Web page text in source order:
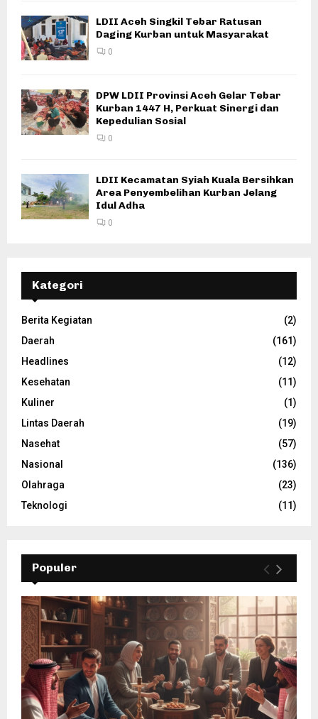
LDII Aceh Singkil Tebar Ratusan
Daging Kurban untuk Masyarakat
0
DPW LDII Provinsi Aceh Gelar Tebar
Kurban 1447 H, Perkuat Sinergi dan
Kepedulian Sosial
0
LDII Kecamatan Syiah Kuala Bersihkan
Area Penyembelihan Kurban Jelang
Idul Adha
0
Kategori
Berita Kegiatan
(2)
Daerah
(161)
Headlines
(12)
Kesehatan
(11)
Kuliner
(1)
Lintas Daerah
(19)
Nasehat
(57)
Nasional
(136)
Olahraga
(23)
Teknologi
(11)
Populer